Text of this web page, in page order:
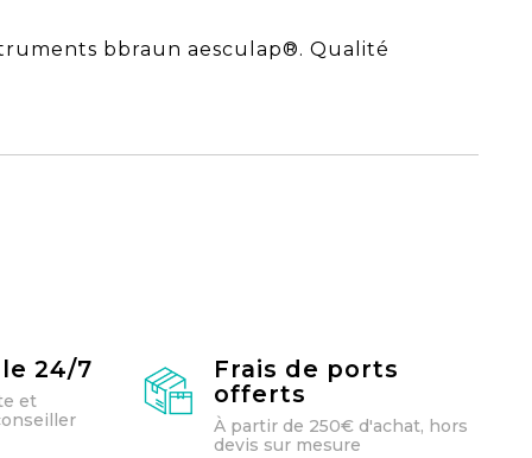
bbraun aesculap®. Qualité
24/7
et
Frais de ports
offerts
À partir de 250€ d'achat, hors
devis sur mesure